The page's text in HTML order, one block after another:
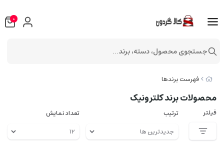
فهرست برندها
محصولات برند کلترونیک
فیلتر ترتیب تعداد نمایش
0
جستجوی محصول، دسته، برند...